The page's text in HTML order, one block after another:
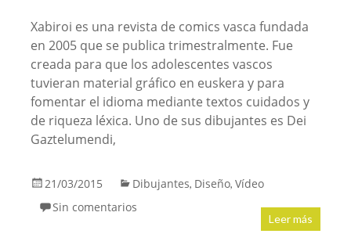
Xabiroi es una revista de comics vasca fundada
en 2005 que se publica trimestralmente. Fue
creada para que los adolescentes vascos
tuvieran material gráfico en euskera y para
fomentar el idioma mediante textos cuidados y
de riqueza léxica. Uno de sus dibujantes es Dei
Gaztelumendi,
21/03/2015 Dibujantes, Diseño, Vídeo
Sin comentarios
Leer más